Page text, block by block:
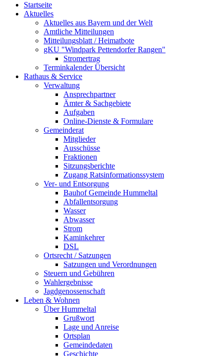
Startseite
Aktuelles
Aktuelles aus Bayern und der Welt
Amtliche Mitteilungen
Mitteilungsblatt / Heimatbote
gKU "Windpark Pettendorfer Rangen"
Stromertrag
Terminkalender Übersicht
Rathaus & Service
Verwaltung
Ansprechpartner
Ämter & Sachgebiete
Aufgaben
Online-Dienste & Formulare
Gemeinderat
Mitglieder
Ausschüsse
Fraktionen
Sitzungsberichte
Zugang Ratsinformationssystem
Ver- und Entsorgung
Bauhof Gemeinde Hummeltal
Abfallentsorgung
Wasser
Abwasser
Strom
Kaminkehrer
DSL
Ortsrecht / Satzungen
Satzungen und Verordnungen
Steuern und Gebühren
Wahlergebnisse
Jagdgenossenschaft
Leben & Wohnen
Über Hummeltal
Grußwort
Lage und Anreise
Ortsplan
Gemeindedaten
Geschichte